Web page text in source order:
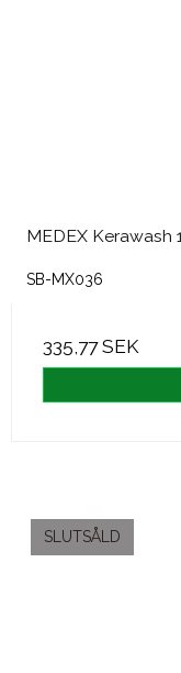
MEDEX Kerawash
SB-MX036
335,77 SEK
SLUTSÅLD